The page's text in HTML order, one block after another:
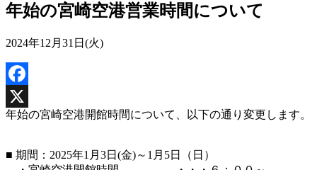
年始の宮崎空港営業時間について
2024年12月31日(火)
Facebook
X
年始の宮崎空港開館時間について、以下の通り変更します。
■ 期間：2025年1月3日(金)～1月5日（日）